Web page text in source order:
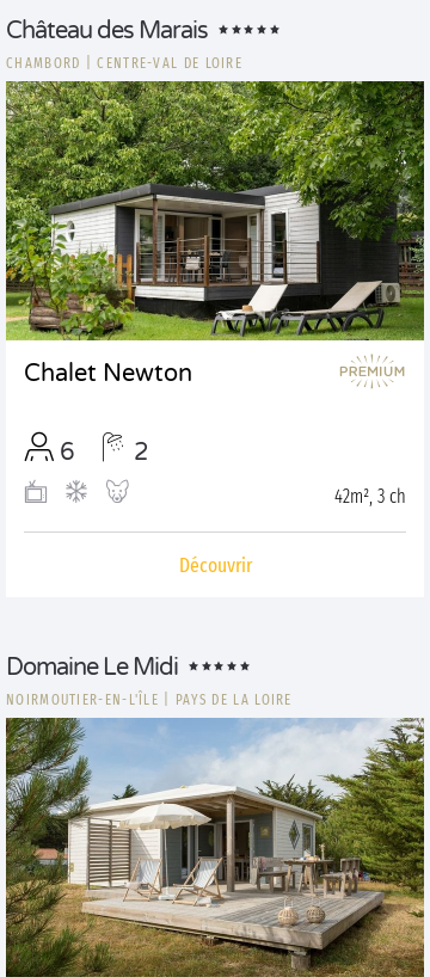
Château des Marais
CHAMBORD |CENTRE-VAL DE LOIRE
Chalet Newton
6 2
42m², 3 ch
Découvrir
Domaine Le Midi
NOIRMOUTIER-EN-L'ÎLE PAYS DE LA LOIRE